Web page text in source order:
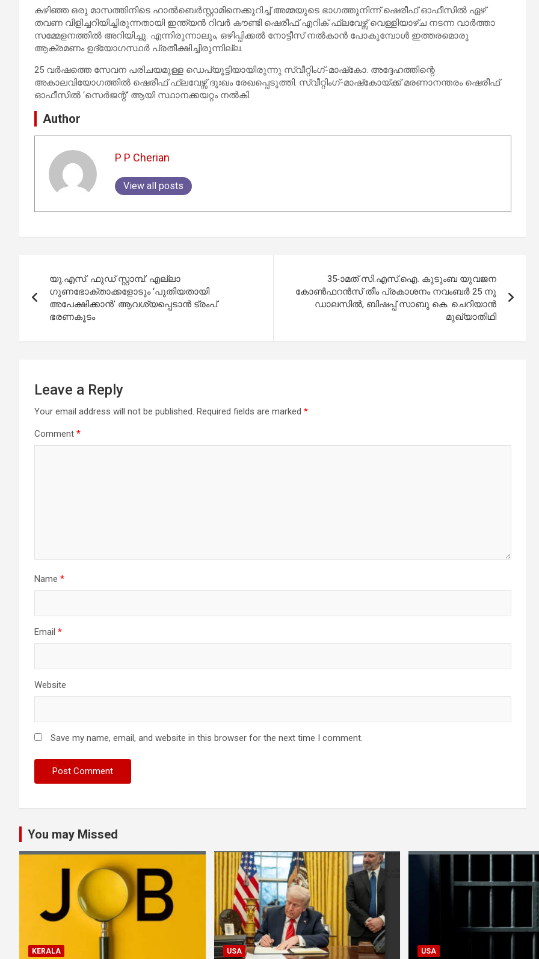
കഴിഞ്ഞ ഒരു മാസത്തിനിടെ ഹാൽബെർസ്റ്റാമിനെക്കുറിച്ച് അമ്മയുടെ ഭാഗത്തുനിന്ന് ഷെരീഫ് ഓഫീസിൽ ഏഴ്
തവണ വിളിച്ചറിയിച്ചിരുന്നതായി ഇന്ത്യൻ റിവർ കൗണ്ടി ഷെരീഫ് എറിക് ഫ്ലവേഴ്സ് വെള്ളിയാഴ്ച നടന്ന വാർത്താ
സമ്മേളനത്തിൽ അറിയിച്ചു. എന്നിരുന്നാലും, ഒഴിപ്പിക്കൽ നോട്ടീസ് നൽകാൻ പോകുമ്പോൾ ഇത്തരമൊരു
ആക്രമണം ഉദ്യോഗസ്ഥർ പ്രതീക്ഷിച്ചിരുന്നില്ല.
25 വർഷത്തെ സേവന പരിചയമുള്ള ഡെപ്യൂട്ടിയായിരുന്നു സ്വീറ്റിംഗ്-മാഷ്‌കോ. അദ്ദേഹത്തിന്റെ
അകാലവിയോഗത്തിൽ ഷെരീഫ് ഫ്ലവേഴ്സ് ദുഃഖം രേഖപ്പെടുത്തി. സ്വീറ്റിംഗ്-മാഷ്‌കോയ്ക്ക് മരണാനന്തരം ഷെരീഫ്
ഓഫീസിൽ ‘സെർജന്റ്’ ആയി സ്ഥാനക്കയറ്റം നൽകി.
Author
P P Cherian
View all posts
navigation
യു.എസ്. ഫുഡ് സ്റ്റാമ്പ്: എല്ലാ
ഗുണഭോക്താക്കളോടും ‘പുതിയതായി
അപേക്ഷിക്കാൻ’ ആവശ്യപ്പെടാൻ ട്രംപ്
ഭരണകൂടം
35-ാമത് സി.എസ്.ഐ. കുടുംബ യുവജന
കോൺഫറൻസ് തീം പ്രകാശനം നവംബർ 25 നു
ഡാലസിൽ, ബിഷപ്പ് സാബു കെ. ചെറിയാൻ
മുഖ്യാതിഥി
Leave a Reply
Your email address will not be published. Required fields are marked *
Comment *
Name *
Email *
Website
Save my name, email, and website in this browser for the next time I comment.
You may Missed
KERALA USA USA